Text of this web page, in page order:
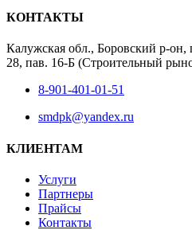
КОНТАКТЫ
Калужская обл., Боровский р-он,
28, пав. 16-Б (Строительный
8-901-401-01-51
smdpk@yandex.ru
КЛИЕНТАМ
Услуги
Партнеры
Прайсы
Контакты